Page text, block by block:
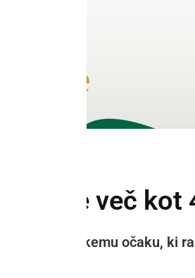
že več
ščavniškemu očaku, ki
ob 18:42